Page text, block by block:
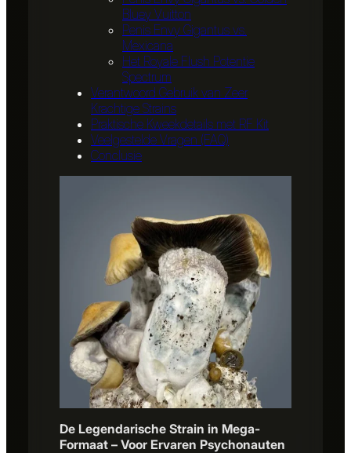
Bluey Vuitton
Penis Envy Gigantus vs.
Mexicana
Het Royale Flush Potentie
Spectrum
Verantwoord Gebruik van Zeer
Krachtige Strains
Praktische Kweekdetails met RF Kit
Veelgestelde Vragen (FAQ)
Conclusie
De Legendarische Strain in Mega-
Formaat – Voor Ervaren Psychonauten